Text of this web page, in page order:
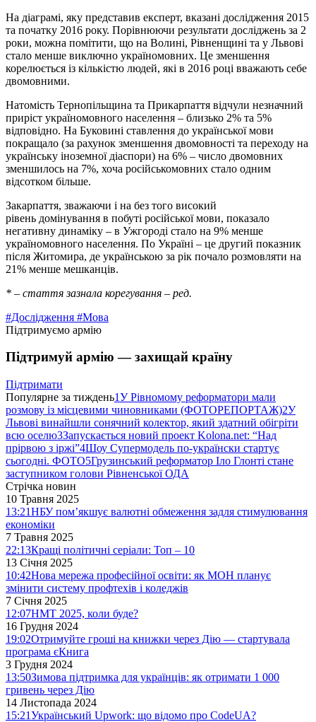
На діаграмі, яку представив експерт, вказані дослідження 2015
та початку 2016 року. Порівнюючи результати досліджень за 2
роки, можна помітити, що на Волині, Рівненщині та у Львові
стало менше виключно україномовних. Це зменшення
корелюється із кількістю людей, які в 2016 році вважають себе
двомовними.
Натомість Тернопільщина та Прикарпаття відчули незначний
приріст україномовного населення – близько 2% та 5%
відповідно. На Буковині ставлення до української мови
покращало (за рахунок зменшення двомовності та переходу на
українську іноземної діаспори) на 6% – число двомовних
зменшилось на 7%, хоча російськомовних стало одним
відсотком більше.
Закарпаття, зважаючи і на без того високий
рівень домінування в побуті російської мови, показало
негативну динаміку – в Ужгороді стало на 9% менше
україномовного населення. По Україні – це другий показник
після Житомира, де українською за рік почало розмовляти на
21% менше мешканців.
* – стаття зазнала корегування – ред.
#Дослідження #Мова
Підтримуємо армію
Підтримуй армію — захищай країну
Підтримати
Популярне за тиждень1У Рівномому реформатори мали
розмову із місцевими чиновниками (ФОТОРЕПОРТАЖ)2У
Львові винайшли сонячний колектор, який здатний обігріти
всю оселю3Запускається новий проект Kolona.net: “Над
прірвою з іржі”4Шоу Супермодель по-українски стартує
сьогодні. ФОТО5Грузинський реформатор Іло Глонті стане
заступником голови Рівненської ОДА
Стрічка новин
10 Травня 2025
13:21НБУ пом’якшує валютні обмеження задля стимулювання
економіки
7 Травня 2025
22:13Кращі політичні серіали: Топ – 10
13 Січня 2025
10:42Нова мережа професійної освіти: як МОН планує
змінити систему профтехів і коледжів
7 Січня 2025
12:07НМТ 2025, коли буде?
16 Грудня 2024
19:02Отримуйте гроші на книжки через Дію — стартувала
програма єКнига
3 Грудня 2024
13:50Зимова підтримка для українців: як отримати 1 000
гривень через Дію
14 Листопада 2024
15:21Український Upwork: що відомо про CodeUA?